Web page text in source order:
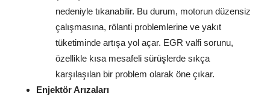
nedeniyle tıkanabilir. Bu durum, motorun düzensiz
çalışmasına, rölanti problemlerine ve yakıt
tüketiminde artışa yol açar. EGR valfi sorunu,
özellikle kısa mesafeli sürüşlerde sıkça
karşılaşılan bir problem olarak öne çıkar.
Enjektör Arızaları